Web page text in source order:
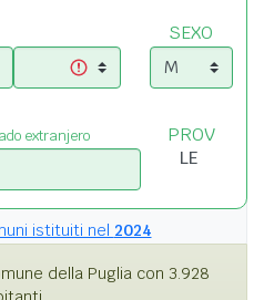
SEXO
extranjero PROV
istituiti nel 2024
della Puglia con 3.928